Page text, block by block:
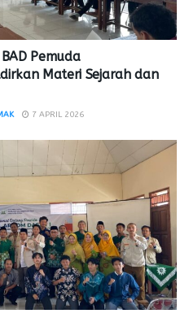
Pemuda
Materi Sejarah dan
7 APRIL 2026